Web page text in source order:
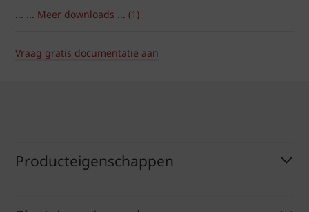
... ... Meer downloads ... (1)
Vraag gratis documentatie aan
Producteigenschappen